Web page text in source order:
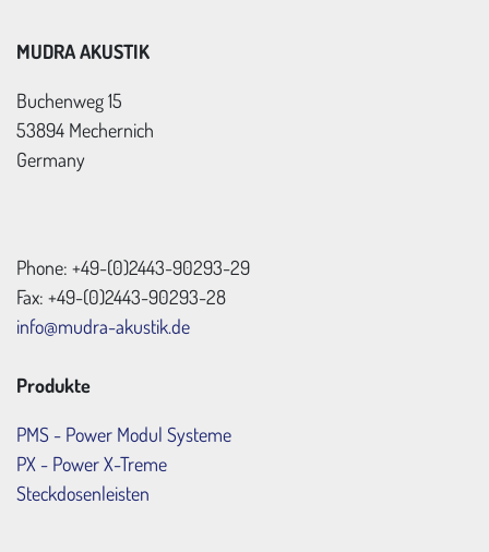
MUDRA AKUSTIK
Buchenweg 15
53894 Mechernich
Germany
Phone: +49-(0)2443-90293-29
Fax: +49-(0)2443-90293-28
info@mudra-akustik.de
Produkte
PMS - Power Modul Systeme
PX - Power X-Treme
Steckdosenleisten